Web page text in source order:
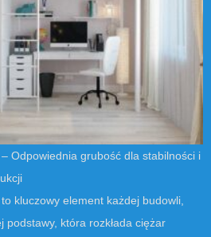
– Odpowiednia grubość dla stabilności i
kluczowy element każdej budowli,
podstawy, która rozkłada ciężar